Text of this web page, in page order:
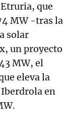
que
MW -tras la
solar
un proyecto
MW, el
eleva la
en